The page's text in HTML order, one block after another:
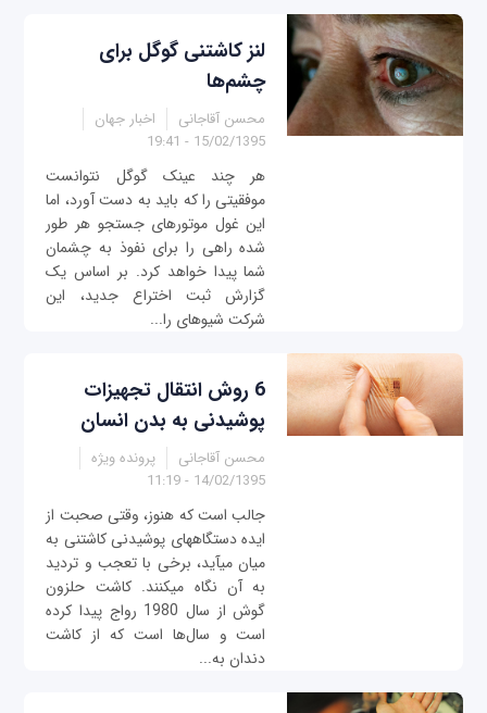
لنز کاشتنی گوگل برای
چشم‌ها
محسن آقاجانی
اخبار جهان
15/02/1395 - 19:41
هر چند عینک گوگل نتوانست
موفقیتی را که باید به دست آورد، اما
این غول موتورهای جستجو هر طور
شده راهی را برای نفوذ به چشمان
شما پیدا خواهد کرد. بر اساس یک
گزارش ثبت اختراع جدید، این
شرکت شیوه‎ای را...
6 روش انتقال تجهيزات
پوشیدنی به بدن انسان
محسن آقاجانی
پرونده ویژه
14/02/1395 - 11:19
جالب است که هنوز، وقتی صحبت از
ایده دستگاه‎های پوشیدنی کاشتنی به
میان می‎آید، برخی با تعجب و تردید
به آن نگاه می‎کنند. کاشت حلزون
گوش از سال 1980 رواج پیدا کرده
است و سال‌ها است که از کاشت
دندان به‌...